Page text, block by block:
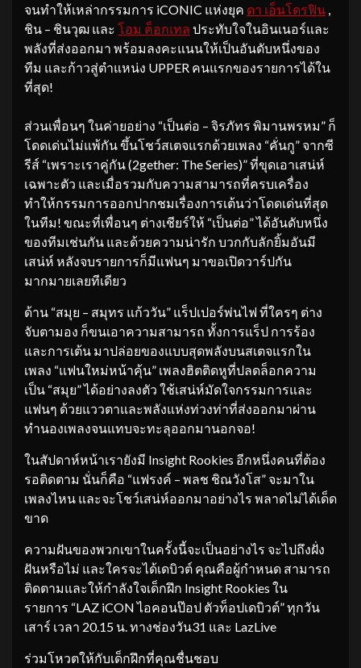
จนทำให้เหล่ากรรมการ iCONIC แห่งยุค ดา เอ็นโดรฟิน
ชิน – ชินวุฒ และ โอม ค็อกเทล ประทับใจในอินเนอร์และ
พลังที่ส่งออกมา พร้อมลงคะแนนให้เป็นอันดับหนึ่งของ
ทีม และก้าวสู่ตำแหน่ง UPPER คนแรกของรายการได้ใน
ที่สุด!
ส่วนเพื่อนๆ ในค่ายอย่าง “เป็นต่อ – จิรภัทร พิมานพรหม” ก็
โดดเด่นไม่แพ้กัน ขึ้นโชว์สเตจแรกด้วยเพลง “คั่นกู” จากซี
รีส์ “เพราะเราคู่กัน (2gether: The Series)” ที่ขุดเอาเสน่ห์
เฉพาะตัว และเมื่อรวมกับความสามารถที่ครบเครื่อง
ทำให้กรรมการออกปากชมเรื่องการเต้นว่าโดดเด่นที่สุด
ในทีม! ขณะที่เพื่อนๆ ต่างเชียร์ให้ “เป็นต่อ” ได้อันดับหนึ่ง
ของทีมเช่นกัน และด้วยความน่ารัก บวกกับลักยิ้มอันมี
เสน่ห์ หลังจบรายการก็มีแฟนๆ มาขอเปิดวาร์ปกัน
มากมายเลยทีเดียว
ด้าน “สมุย – สมุทร แก้ววัน” แร็ปเปอร์พ่นไฟ ที่ใครๆ ต่าง
จับตามอง ก็ขนเอาความสามารถ ทั้งการแร็ป การร้อง
และการเต้น มาปล่อยของแบบสุดพลังบนสเตจแรกใน
เพลง “แฟนใหม่หน้าคุ้น” เพลงฮิตติดหูที่ปลดล็อกความ
เป็น “สมุย” ได้อย่างลงตัว ใช้เสน่ห์มัดใจกรรมการและ
แฟนๆ ด้วยแววตาและพลังแห่งท่วงท่าที่ส่งออกมาผ่าน
ทำนองเพลงจนแทบจะทะลุออกมานอกจอ!
ในสัปดาห์หน้าเรายังมี Insight Rookies อีกหนึ่งคนที่ต้อง
รอติดตาม นั่นก็คือ “แฟรงค์ – พลช ชิณวังโส” จะมาใน
เพลงไหน และจะโชว์เสน่ห์ออกมาอย่างไร พลาดไม่ได้เด็ด
ขาด
ความฝันของพวกเขาในครั้งนี้จะเป็นอย่างไร จะไปถึงฝั่ง
ฝันหรือไม่ และใครจะได้เดบิวต์ คุณคือผู้กำหนด สามารถ
ติดตามและให้กำลังใจเด็กฝึก Insight Rookies ใน
รายการ “LAZ iCON ไอคอนป๊อป ตัวท็อปเดบิวต์” ทุกวัน
เสาร์ เวลา 20.15 น. ทางช่องวัน31 และ LazLive
ร่วมโหวตให้กับเด็กฝึกที่คุณชื่นชอบ